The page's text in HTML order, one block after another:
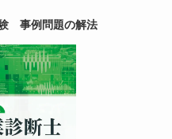
事例問題の解法